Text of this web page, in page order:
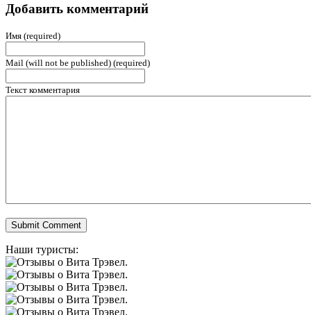
Добавить комментарий
Имя (required)
Mail (will not be published) (required)
Текст комментария
Наши туристы: